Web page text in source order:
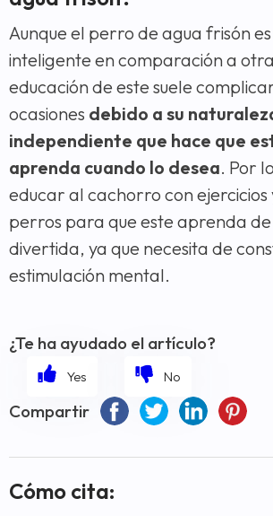
Aunque el perro de agua frisón
inteligente en comparación a
educación de este suele
ocasiones debido a su
independiente que hace que
aprenda cuando lo desea. Por
educar al cachorro con ejercicios
perros para que este aprenda
divertida, ya que necesita de
estimulación mental.
¿Te ha ayudado el artículo?
Compartir
Cómo cita: